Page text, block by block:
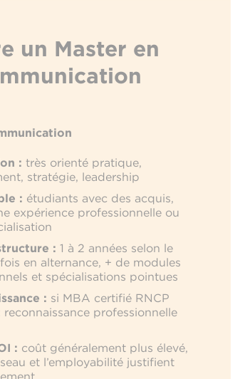
un Master en
: très orienté pratique,
stratégie, leadership
: étudiants avec des acquis,
expérience professionnelle ou
: 1 à 2 années selon le
en alternance, + de modules
et spécialisations pointues
: si MBA certifié RNCP
reconnaissance professionnelle
: coût généralement plus élevé,
et l’employabilité justifient